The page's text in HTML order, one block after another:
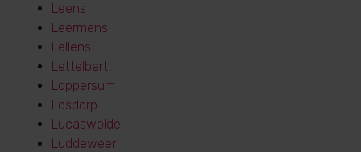
Leens
Leermens
Lellens
Lettelbert
Loppersum
Losdorp
Lucaswolde
Luddeweer